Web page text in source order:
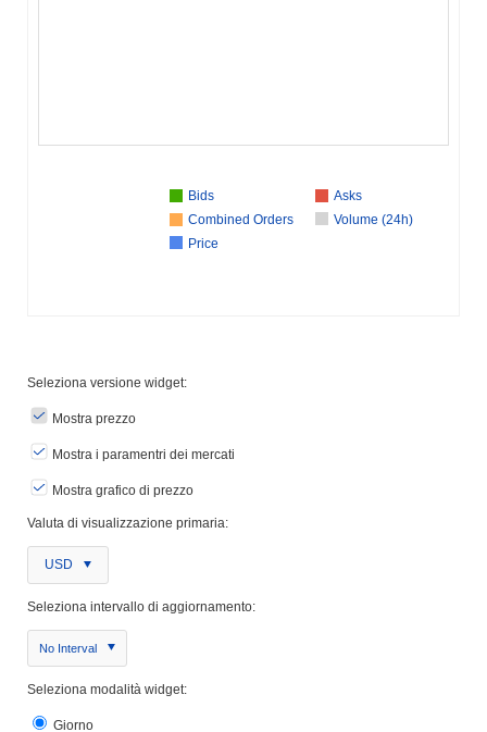
Bids
Asks
Combined Orders
Volume (24h)
Price
Seleziona versione widget:
Mostra prezzo
Mostra i paramentri dei mercati
Mostra grafico di prezzo
Valuta di visualizzazione primaria:
USD
Seleziona intervallo di aggiornamento:
No Interval
Seleziona modalità widget:
Giorno